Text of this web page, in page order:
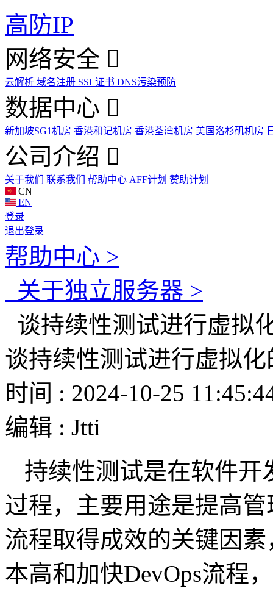
高防IP
网络安全
云解析 域名注册 SSL证书 DNS污染预防
数据中心
新加坡SG1机房 香港和记机房 香港荃湾机房 美国洛杉矶机房
公司介绍
关于我们 联系我们 帮助中心 AFF计划 赞助计划
CN
EN
登录
退出登录
帮助中心 >
关于独立服务器 >
谈持续性测试进行虚拟
谈持续性测试进行虚拟化
时间 : 2024-10-25
编辑 : Jtti
持续性测试是在软件开
过程，主要用途是提高
流程取得成效的关键因
本高和加快DevOps流程